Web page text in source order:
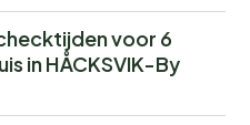
voor 6
in HÅCKSVIK-By